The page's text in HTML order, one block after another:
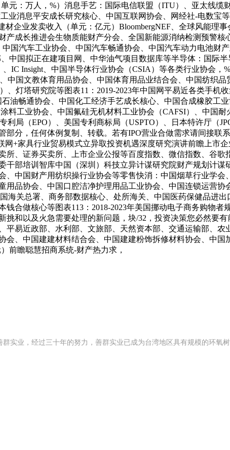
元：万人，%）消息手艺：国际电信联盟（ITU）、亚太线缆
消息平安成长研究核心、中国互联网协会、网经社-电数宝
企业发卖收入（单元：亿元）BloombergNEF、全球风能理
成长推进会生物质能财产分会、全国新能源消纳检测预警
国汽车工业协会、中国汽车畅通协会、中国汽车动力电池财
中国拟正在建项目网、中华油气项目数据库等半导体：国际
IC Insight、中国半导体行业协会（CSIA）等各类行业协会
国文教体育用品协会、中国体育用品业结合会、中国纺织品
灯塔研究院等图表11：2019-2023年中国网平易近各类手机
油畅通协会、中国化工经济手艺成长核心、中国合成橡胶工
料工业协会、中国氟硅无机材料工业协会（CAFSI）、中国
局（EPO）、美国专利商标局（USPTO）、日本特许厅（
分，任何体例复制、转载。若有IPO营业合做需求请间接联
+家具行业贸易模式立异取投资机遇深度研究演讲前瞻上市
、证券买卖所、上市企业公报等百度指数、微信指数、谷歌
部培训智库中国（深圳）科技立异计谋研究院财产规划计
中国财产用纺织操行业协会等零售快消：中国烟草行业学
品协会、中国口腔洁净护理用品工业协会、中国连锁运营协
海关总署、商务部数据核心、处所海关、中国医药保健品进
合做核心等图表113：2018-2023年美国挪动电子商务购物
和以及火急需要处理的新问题，块/32，投资决策您必然要有
易近政部、水利部、文旅部、天然资本部、交通运输部、
、中国建建材料结合会、中国建建粉饰拆修材料协会、中
前瞻聪慧招商系统-财产热力求，
实业，经过三十年的努力，善群实业已成为台湾地区具有规模的环氧